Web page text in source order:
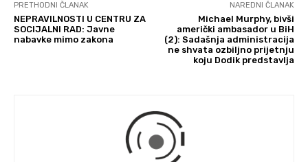
PRETHODNI ČLANAK
NEPRAVILNOSTI U CENTRU ZA
SOCIJALNI RAD: Javne
nabavke mimo zakona
NAREDNI ČLANAK
Michael Murphy, bivši
američki ambasador u BiH
(2): Sadašnja administracija
ne shvata ozbiljno prijetnju
koju Dodik predstavlja